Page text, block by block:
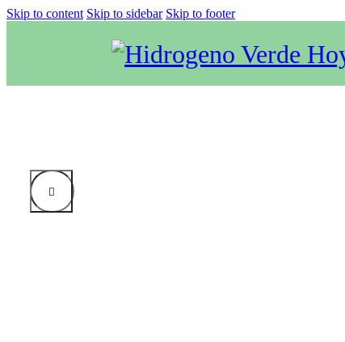
Skip to content Skip to sidebar Skip to footer